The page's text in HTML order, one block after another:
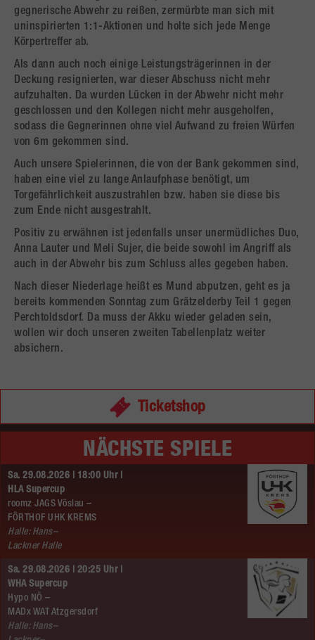
gegnerische Abwehr zu reißen, zermürbte man sich mit
uninspirierten 1:1-Aktionen und holte sich jede Menge
Körpertreffer ab.
Als dann auch noch einige Leistungsträgerinnen in der
Deckung resignierten, war dieser Abschuss nicht mehr
aufzuhalten. Da wurden Lücken in der Abwehr nicht mehr
geschlossen und den Kollegen nicht mehr ausgeholfen,
sodass die Gegnerinnen ohne viel Aufwand zu freien Würfen
von 6m gekommen sind.
Auch unsere Spielerinnen, die von der Bank gekommen sind,
haben eine viel zu lange Anlaufphase benötigt, um
Torgefährlichkeit auszustrahlen bzw. haben sie diese bis
zum Ende nicht ausgestrahlt.
Positiv zu erwähnen ist jedenfalls unser unermüdliches Duo,
Anna Lauter und Meli Sujer, die beide sowohl im Angriff als
auch in der Abwehr bis zum Schluss alles gegeben haben.
Nach dieser Niederlage heißt es Mund abputzen, geht es ja
bereits kommenden Sonntag zum Grätzelderby Teil 1 gegen
Perchtoldsdorf. Da muss der Akku wieder geladen sein,
wollen wir doch unseren zweiten Tabellenplatz weiter
absichern.
Ticketshop
NÄCHSTE SPIELE
Sa. 29.08.2026 | 18:00 Uhr |
HLA Supercup
roomz JAGS Vöslau –
FÖRTHOF UHK KREMS
Halle: Hans–
Lackner Halle
Sa. 29.08.2026 | 20:25 Uhr |
WHA Supercup
Hypo NÖ –
MADx WAT Atzgersdorf
Halle: Hans–